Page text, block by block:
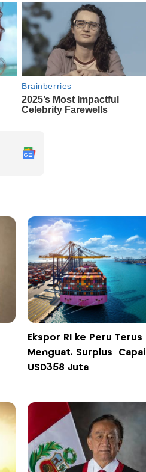
Ekspor RI ke Peru Terus
Menguat, Surplus Capai
USD358 Juta